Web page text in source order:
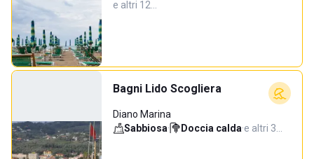
e altri 12…
Bagni Lido Scogliera
Diano Marina
Sabbiosa· Doccia calda·e altri 3…